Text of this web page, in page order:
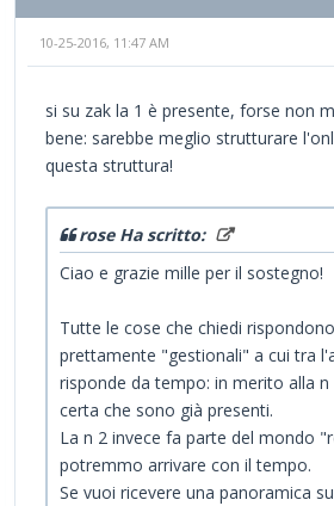
10-25-2016, 11:47 AM
si su zak la 1 è presente, forse non
bene: sarebbe meglio strutturare
questa struttura!
rose Ha scritto:
Ciao e grazie mille per il sostegno!
Tutte le cose che chiedi
prettamente "gestionali" a cui tra
risponde da tempo: in merito alla
certa che sono già presenti.
La n 2 invece fa parte del mondo
potremmo arrivare con il tempo.
Se vuoi ricevere una panoramica